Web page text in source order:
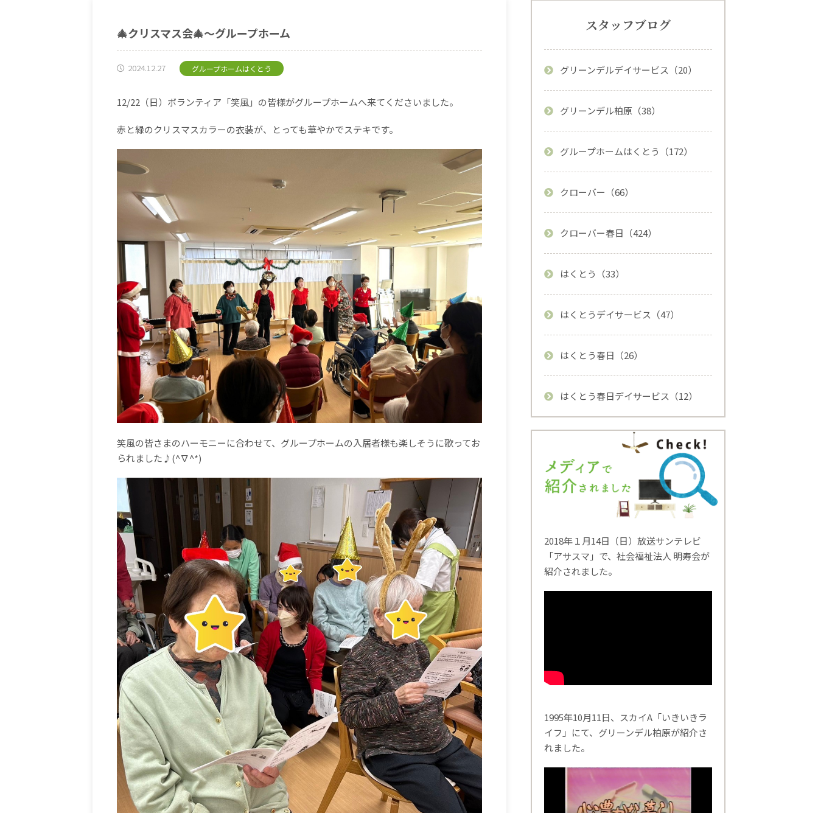
🎄クリスマス会🎄～グループホーム
2024.12.27 グループホームはくとう
12/22（日）ボランティア「笑風」の皆様がグループホームへ来てくださいました。
赤と緑のクリスマスカラーの衣装が、とっても華やかでステキです。
笑風の皆さまのハーモニーに合わせて、グループホームの入居者様も楽しそうに歌ってお
られました♪(^∇^*)
スタッフブログ
グリーンデルデイサービス（20）
グリーンデル柏原（38）
グループホームはくとう（172）
クローバー（66）
クローバー春日（424）
はくとう（33）
はくとうデイサービス（47）
はくとう春日（26）
はくとう春日デイサービス（12）
2018年１月14日（日）放送サンテレビ
「アサスマ」で、社会福祉法人 明寿会が
紹介されました。
1995年10月11日、スカイA「いきいきラ
イフ」にて、グリーンデル柏原が紹介さ
れました。